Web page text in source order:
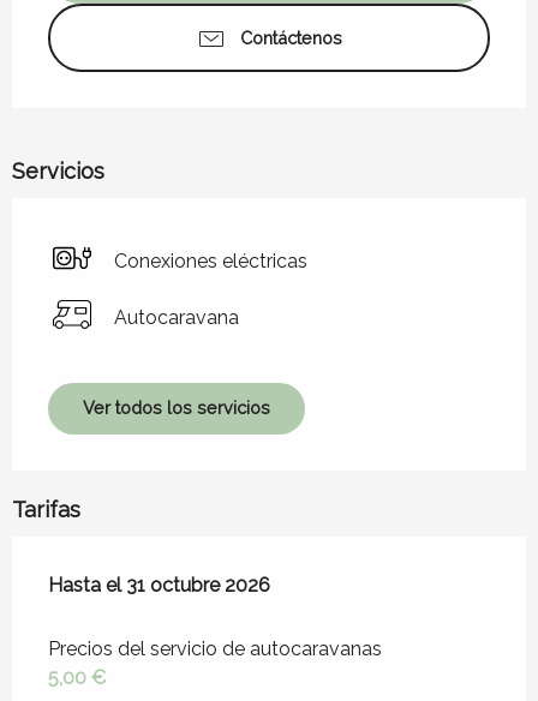
Contáctenos
Servicios
Conexiones eléctricas
Autocaravana
Ver todos los servicios
Tarifas
Desde 1 abril 2026hasta31 octubre 2026
Hasta el31 octubre 2026
Precios del servicio de autocaravanas
5,00 €